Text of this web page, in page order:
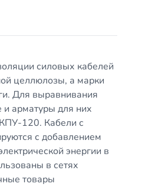
силовых кабелей
целлюлозы, а марки
Для выравнивания
арматуры для них
120. Кабели с
с добавлением
энергии в
в сетях
товары